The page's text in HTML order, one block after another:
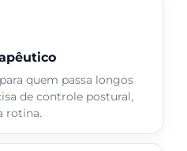
quem passa longos
de controle postural,
rotina.